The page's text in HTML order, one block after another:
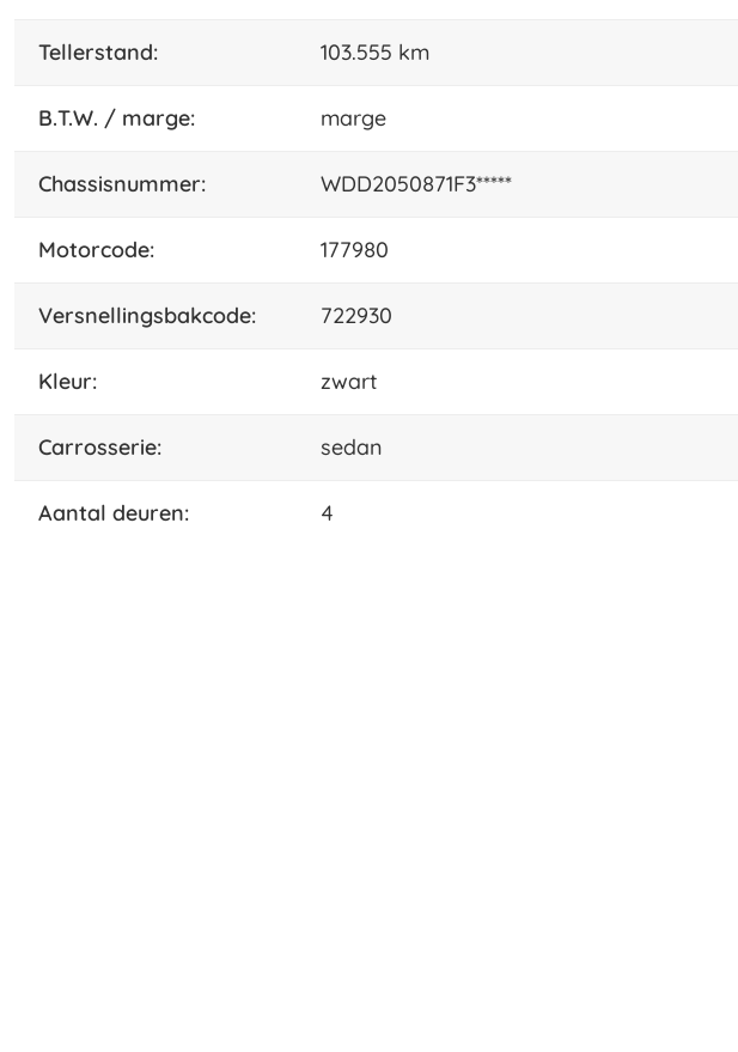
tellerstand: 103.555 km
B.T.W. / marge: marge
chassisnummer: WDD2050871F3*****
motorcode: 177980
versnellingsbakcode: 722930
kleur: zwart
carrosserie: sedan
aantal deuren: 4